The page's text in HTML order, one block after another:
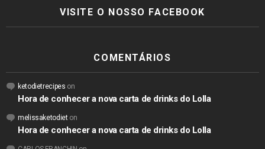
VISITE O NOSSO FACEBOOK
COMENTÁRIOS
ketodietrecipes on
Hora de conhecer a nova carta de drinks do Lolla
melissaketodieton
Hora de conhecer a nova carta de drinks do Lolla